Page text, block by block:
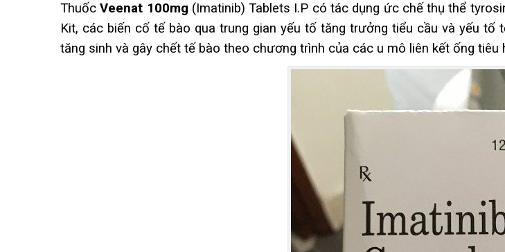
ThuốcVeenat 100mg (Imatinib) Tablets I.P có tác dụng ức chế thụ thể
Kit, các biến cố tế bào qua trung gian yếu tố tăng trưởng tiểu cầu và yếu
tăng sinh và gây chết tế bào theo chương trình của các u mô liên kết ống tiêu